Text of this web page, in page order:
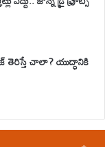
తెరిస్తే చాలా? యుద్ధానికి